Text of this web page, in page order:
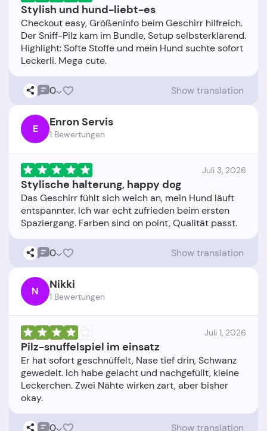
Stylish und hund-liebt-es
Checkout easy, Größeninfo beim Geschirr hilfreich.
Der Sniff-Pilz kam im Bundle, Setup selbsterklärend.
Highlight: Softe Stoffe und mein Hund suchte sofort
0 Show translation
E Enron Servis
1 Bewertungen
Juli 3, 2026
Stylische halterung, happy dog
Das Geschirr fühlt sich weich an, mein Hund läuft
entspannter. Ich war echt zufrieden beim ersten
0 Show translation
N Nikki
1 Bewertungen
Juli 1, 2026
Pilz-snuffelspiel im einsatz
Er hat sofort geschnüffelt, Nase tief drin, Schwanz
gewedelt. Ich habe gelacht und nachgefüllt, kleine
Leckerchen. Zwei Nähte wirken zart, aber bisher
0 Show translation